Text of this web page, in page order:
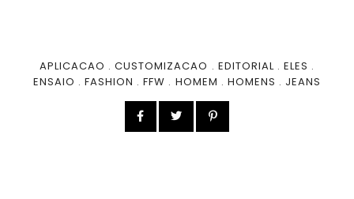
APLICACAO .CUSTOMIZACAO . EDITORIAL .ELES .
ENSAIO . FASHION .FFW . HOMEM . HOMENS . JEANS